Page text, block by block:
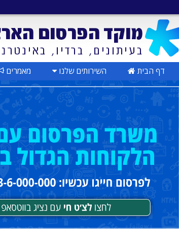
דף הבית השירותים שלנו מאמרים